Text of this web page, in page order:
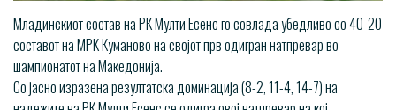
Младинскиот состав на РК Мулти Есенс го совлада убедливо со 40-20
составот на МРК Куманово на својот прв одигран натпревар во
шампионатот на Македонија.
Со јасно изразена резултатска доминација (8-2, 11-4, 14-7) на